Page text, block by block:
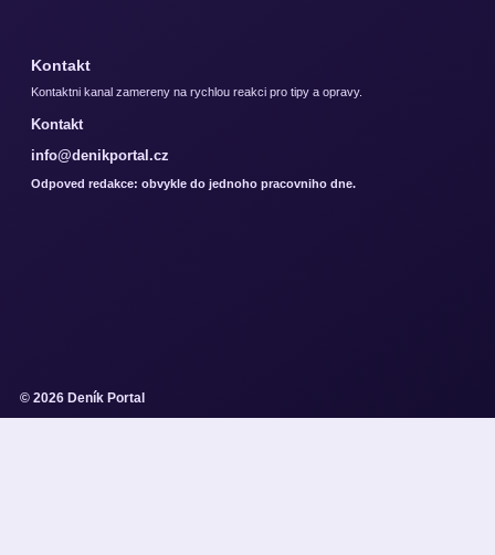
Kontakt
Kontaktni kanal zamereny na rychlou reakci pro tipy a opravy.
Kontakt
info@denikportal.cz
Odpoved redakce: obvykle do jednoho pracovniho dne.
© 2026 Deník Portal